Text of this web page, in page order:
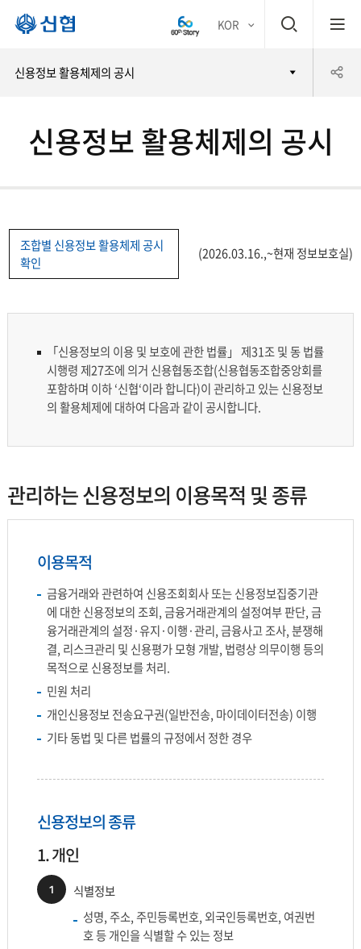
평생
어부
바 신
KOR
검
신용정보 활용체제의 공시
신용정보 활용체제의 공시
조합별 신용정보 활용체제 공시
확인
(2026.03.16.,~현재 정보보호실)
「신용정보의 이용 및 보호에 관한 법률」 제31조 및 동 법률
시행령 제27조에 의거 신용협동조합(신용협동조합중앙회를
포함하며 이하 ‘신협‘이라 합니다)이 관리하고 있는 신용정보
의 활용체제에 대하여 다음과 같이 공시합니다.
관리하는 신용정보의 이용목적 및 종류
이용목적
금융거래와 관련하여 신용조회회사 또는 신용정보집중기관
에 대한 신용정보의 조회, 금융거래관계의 설정여부 판단, 금
융거래관계의 설정·유지·이행·관리, 금융사고 조사, 분쟁해
결, 리스크관리 및 신용평가 모형 개발, 법령상 의무이행 등의
목적으로 신용정보를 처리.
민원 처리
개인신용정보 전송요구권(일반전송, 마이데이터전송) 이행
기타 동법 및 다른 법률의 규정에서 정한 경우
신용정보의 종류
1. 개인
1
식별정보
성명, 주소, 주민등록번호, 외국인등록번호, 여권번
호 등 개인을 식별할 수 있는 정보